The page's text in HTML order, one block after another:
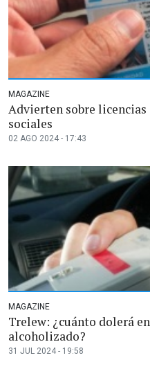
MAGAZINE
Advierten sobre licencias
sociales
02 AGO 2024 - 17:43
MAGAZINE
Trelew: ¿cuánto dolerá
alcoholizado?
31 JUL 2024 - 19:58